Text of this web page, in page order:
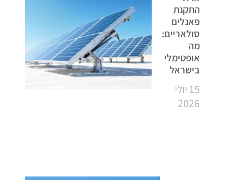
התקנת
פאנלים
סולאריים:
מה
אופטימלי
בישראל
15 יולי
2026